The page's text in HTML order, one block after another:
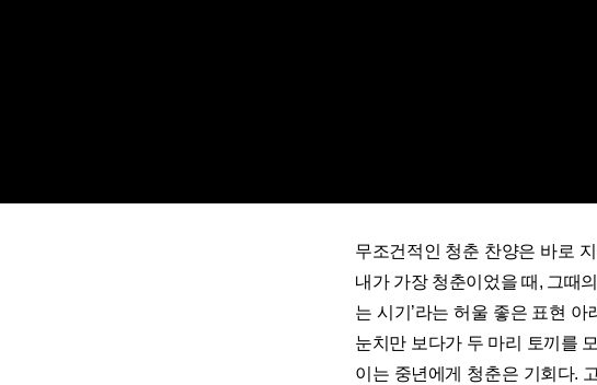
무조건적인 청춘 찬양은 바로
내가 가장 청춘이었을 때, 그때
는 시기’라는 허울 좋은 표현
눈치만 보다가 두 마리 토끼를
이는 중년에게 청춘은 기회다.